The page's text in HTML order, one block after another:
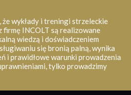
że wykłady i treningi strzeleckie
firmę INCOLT są realizowane
wiedzą i doświadczeniem
się bronią palną, wynika
i prawidłowe warunki prowadzenia
tylko prowadzimy